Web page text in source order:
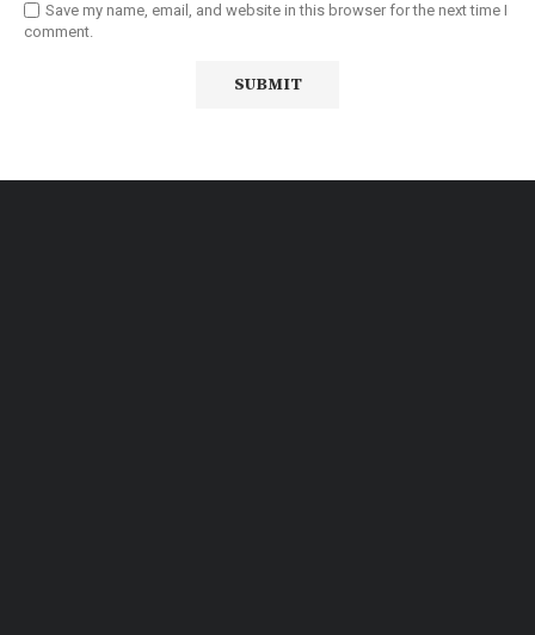
Save my name, email, and website in this browser for the next time I
comment.